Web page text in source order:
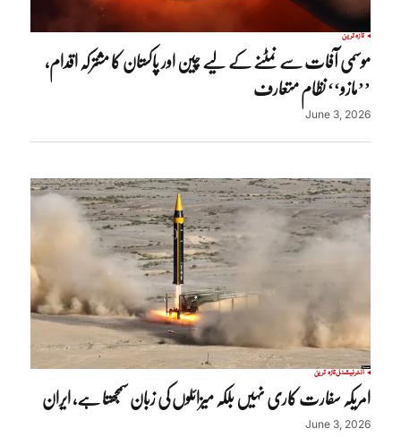
تازہ ترین
موسمی آفات سے نمٹنے کے لیے چین اور پاکستان کا مشترکہ اقدام،
’’مازو‘‘ نظام متعارف
June 3, 2026
انٹرنیشنلتازہ ترین
امریکہ سفارت کاری نہیں بلکہ میزائلوں کی زبان سمجھتا ہے، ایران
June 3, 2026